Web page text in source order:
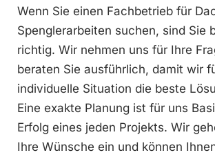
Wenn Sie einen Fachbetrieb für
Spenglerarbeiten suchen, sind Sie
richtig. Wir nehmen uns für Ihre
beraten Sie ausführlich, damit wir
individuelle Situation die beste
Eine exakte Planung ist für uns
Erfolg eines jeden Projekts. Wir
Ihre Wünsche ein und können